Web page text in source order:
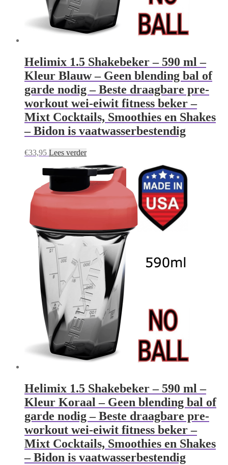
Helimix 1.5 Shakebeker – 590 ml –
Kleur Blauw – Geen blending bal of
garde nodig – Beste draagbare pre-
workout wei-eiwit fitness beker –
Mixt Cocktails, Smoothies en Shakes
– Bidon is vaatwasserbestendig
€33,95 Lees verder
Helimix 1.5 Shakebeker – 590 ml –
Kleur Koraal – Geen blending bal of
garde nodig – Beste draagbare pre-
workout wei-eiwit fitness beker –
Mixt Cocktails, Smoothies en Shakes
– Bidon is vaatwasserbestendig